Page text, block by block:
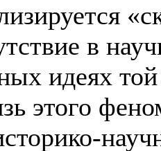
в
идеях
этого